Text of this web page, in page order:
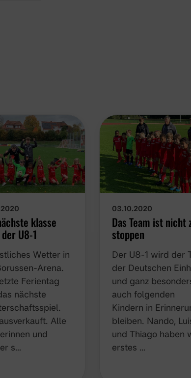
klasse
U8-1
Wetter in
Arena.
Ferientag
nächste
Alle
und
s…
03.10.2020
Das Team ist nicht
stoppen
Der U8-1 wird der
der Deutschen
und ganz
auch folgenden
Kindern in
bleiben. Nando,
und Thiago haben
erstes …